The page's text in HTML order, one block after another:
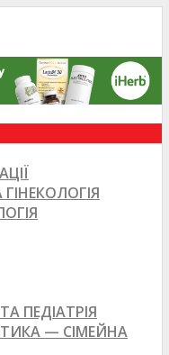
ПЕДІАТРІЯ
— СІМЕЙНА